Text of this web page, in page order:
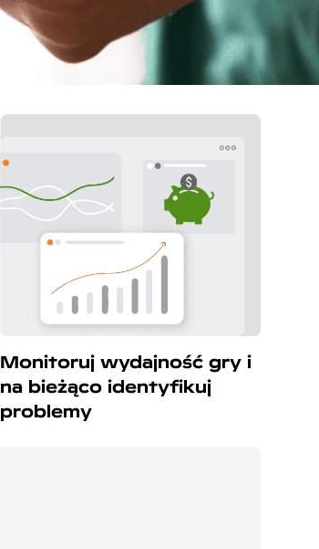
Monitoruj wydajność gry i
na bieżąco identyfikuj
problemy